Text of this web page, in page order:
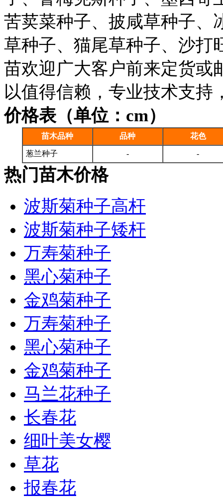
苦荬菜种子、披咸草种子、
草种子、猫尾草种子、沙打
苗欢迎广大客户前来定货或
以值得信赖，专业技术支持
价格表（单位：cm）
苗木品种 品种 花色
葱兰种子 - -
热门苗木价格
波斯菊种子高杆
波斯菊种子矮杆
万寿菊种子
黑心菊种子
金鸡菊种子
万寿菊种子
黑心菊种子
金鸡菊种子
马兰花种子
长春花
细叶美女樱
草花
报春花